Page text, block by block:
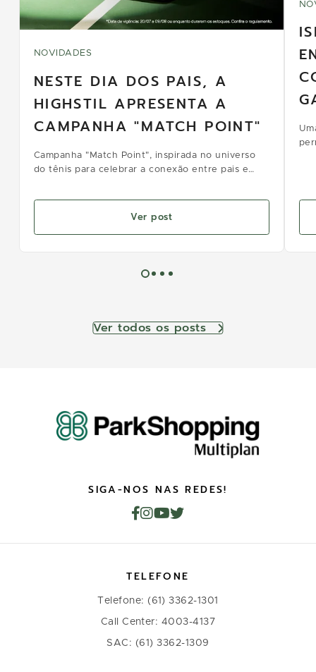
Ver todos os posts
NOVIDADES
NESTE DIA DOS PAIS, A
HIGHSTIL APRESENTA A
CAMPANHA "MATCH POINT"
Campanha "Match Point", inspirada no universo
do tênis para celebrar a conexão entre pais e
Ver post
SIGA-NOS NAS REDES!
TELEFONE
Telefone: (61) 3362-1301
Call Center: 4003-4137
SAC: (61) 3362-1309